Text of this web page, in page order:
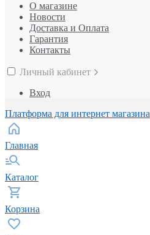
О магазине
Новости
Доставка и Оплата
Гарантия
Контакты
Личный кабинет
Вход
Платформа для интернет магазина
Главная
Каталог
Корзина